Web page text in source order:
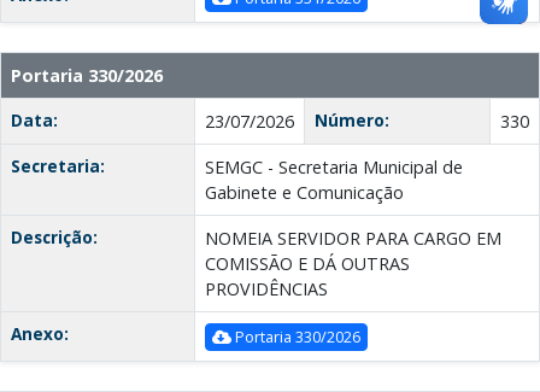
Portaria 330/2026
Data:
23/07/2026 Número:
330
Secretaria:
SEMGC - Secretaria Municipal de
Gabinete e Comunicação
Descrição:
NOMEIA SERVIDOR PARA CARGO EM
COMISSÃO E DÁ OUTRAS
PROVIDÊNCIAS
Anexo:
Portaria 330/2026